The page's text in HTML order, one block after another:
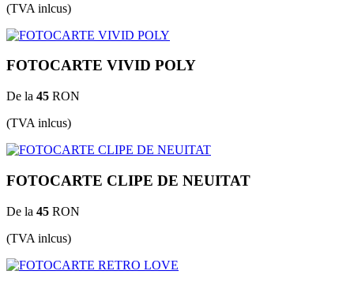
(TVA inlcus)
FOTOCARTE VIVID POLY
De la 45 RON
(TVA inlcus)
FOTOCARTE CLIPE DE NEUITAT
De la 45 RON
(TVA inlcus)